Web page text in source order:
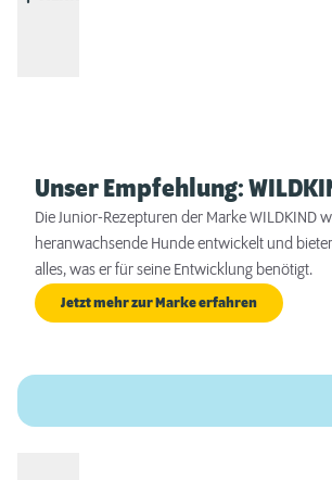
Unser Empfehlung:
Die Junior-Rezepturen der Marke WILDKIND
heranwachsende Hunde entwickelt und
alles, was er für seine Entwicklung benötigt.
Jetzt mehr zur Marke erfahren